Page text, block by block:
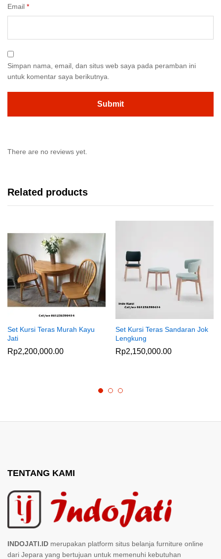
Email *
Simpan nama, email, dan situs web saya pada peramban ini
untuk komentar saya berikutnya.
There are no reviews yet.
Related products
Set Kursi Teras Murah Kayu
Jati
Rp2,200,000.00
Set Kursi Teras Sandaran Jok
Lengkung
Rp2,150,000.00
TENTANG KAMI
INDOJATI.ID merupakan platform situs belanja furniture online
dari Jepara yang bertujuan untuk memenuhi kebutuhan